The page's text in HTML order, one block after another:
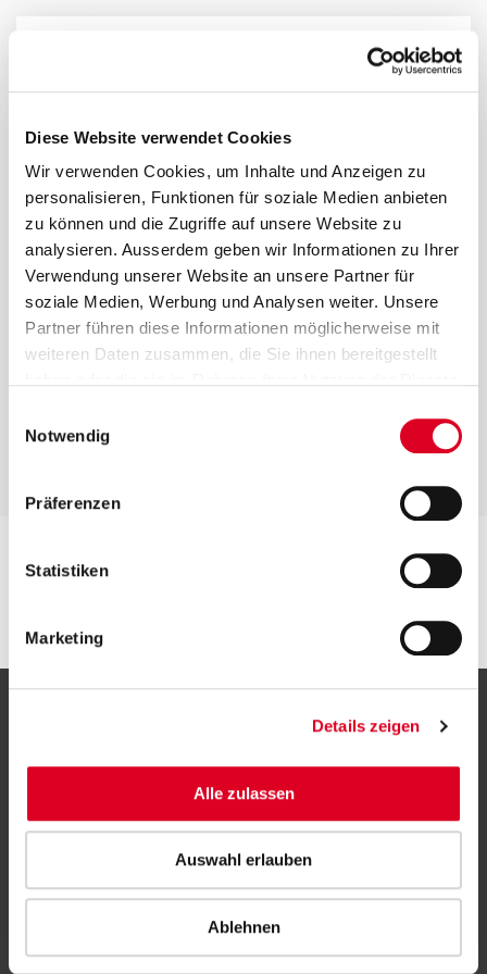
Diese Website verwendet Cookies
Wir verwenden Cookies, um Inhalte und Anzeigen zu
personalisieren, Funktionen für soziale Medien anbieten
zu können und die Zugriffe auf unsere Website zu
analysieren. Ausserdem geben wir Informationen zu Ihrer
Verwendung unserer Website an unsere Partner für
soziale Medien, Werbung und Analysen weiter. Unsere
Partner führen diese Informationen möglicherweise mit
weiteren Daten zusammen, die Sie ihnen bereitgestellt
Notwendig
Präferenzen
Statistiken
Marketing
Details zeigen
Alle zulassen
Auswahl erlauben
Ablehnen
A relocation across
three countries
Bucher Municipal has successfully steered
year period.
Disclaimer
Additional performance measures